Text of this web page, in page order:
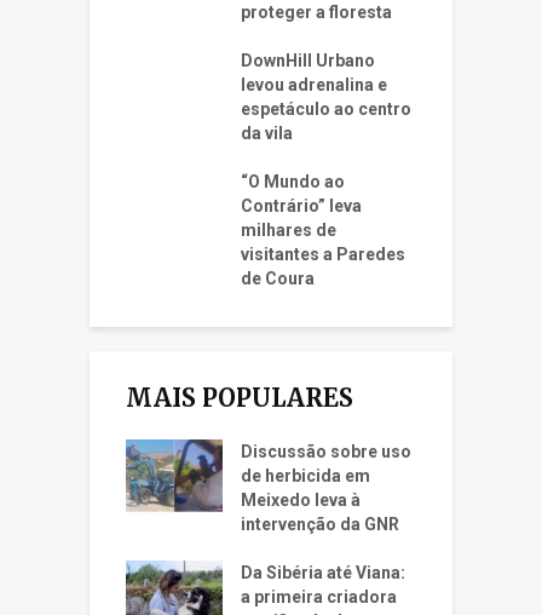
proteger a floresta
DownHill Urbano
levou adrenalina e
espetáculo ao centro
da vila
“O Mundo ao
Contrário” leva
milhares de
visitantes a Paredes
de Coura
MAIS POPULARES
Discussão sobre uso
de herbicida em
Meixedo leva à
intervenção da GNR
Da Sibéria até Viana:
a primeira criadora